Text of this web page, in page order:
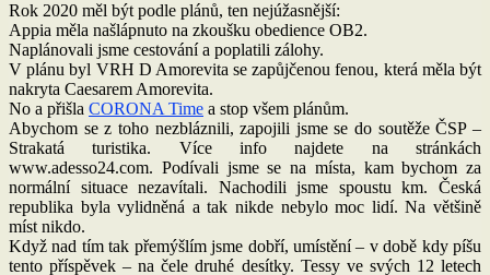
Rok 2020 měl být podle plánů, ten nejúžasnější:
Appia měla našlápnuto na zkoušku obedience OB2.
Naplánovali jsme cestování a poplatili zálohy.
V plánu byl VRH D Amorevita se zapůjčenou fenou, která měla být
nakryta Caesarem Amorevita.
No a přišla CORONA Time a stop všem plánům.
Abychom se z toho nezbláznili, zapojili jsme se do soutěže ČSP –
Strakatá turistika. Více info najdete na stránkách
www.adesso24.com. Podívali jsme se na místa, kam bychom za
normální situace nezavítali. Nachodili jsme spoustu km. Česká
republika byla vylidněná a tak nikde nebylo moc lidí. Na většině
míst nikdo.
Když nad tím tak přemýšlím jsme dobří, umístění – v době kdy píšu
tento příspěvek – na čele druhé desítky. Tessy ve svých 12 letech